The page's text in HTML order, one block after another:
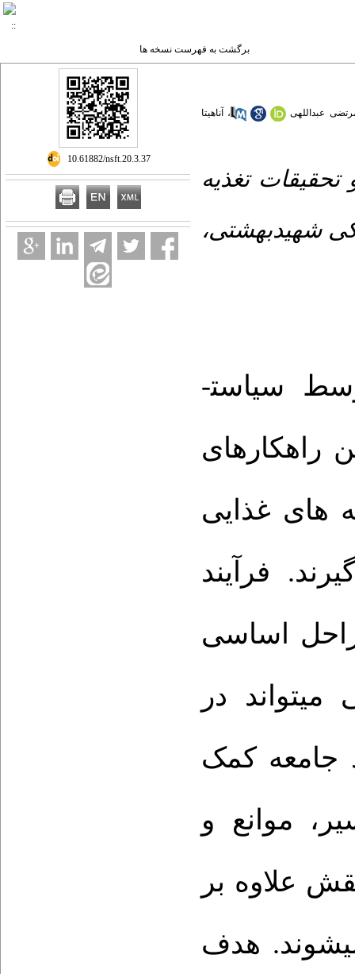
برگشت به فهرست نسخه ها
عبداللهی ، آناهیتا
تحقیقات تغذیه
شهیدبهشتی،
سیاست­
راهکارهای
های غذایی
فرآیند
اساسی
در
جامعه کمک
، موانع و
علاوه بر
هدف
‎ 10.61882/nsft.20.3.37